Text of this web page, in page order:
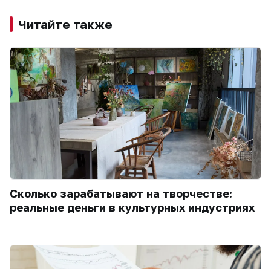
Читайте также
Сколько зарабатывают на творчестве:
реальные деньги в культурных индустриях